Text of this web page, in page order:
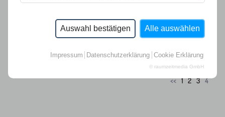
Auswahl bestätigen Alle auswählen
Impressum Datenschutzerklärung Cookie Erklärung
© raumzeitmedia GmbH
<< 1 2 3 4